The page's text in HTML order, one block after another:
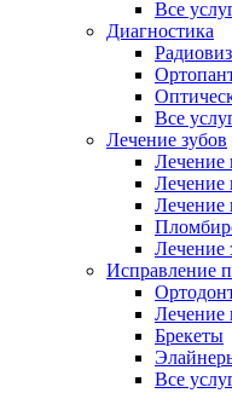
Все
Диагностика
Все
Лечение зубов
Лечение
Лечение
Лечение
Лечение
Исправление
Лечение
Брекеты
Все